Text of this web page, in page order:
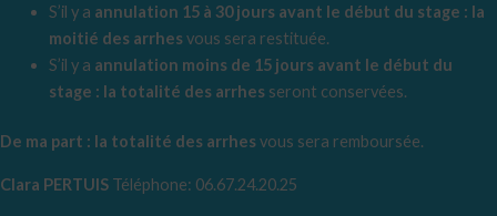
S’il y a annulation 15 à 30 jours avant le début du stage : la
moitié des arrhesvous sera restituée.
S’il y a annulation moins de 15 jours avant le début du
stage : la totalité des arrhesseront conservées.
De ma part : la totalité des arrhesvous sera remboursée.
Clara PERTUIS Téléphone: 06.67.24.20.25